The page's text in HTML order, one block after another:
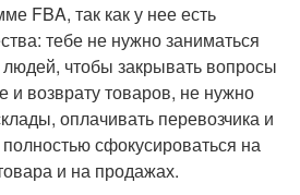
FBA, так как у нее есть
тебе не нужно заниматься
чтобы закрывать вопросы
и возврату товаров, не нужно
оплачивать перевозчика и
сфокусироваться на
и на продажах.